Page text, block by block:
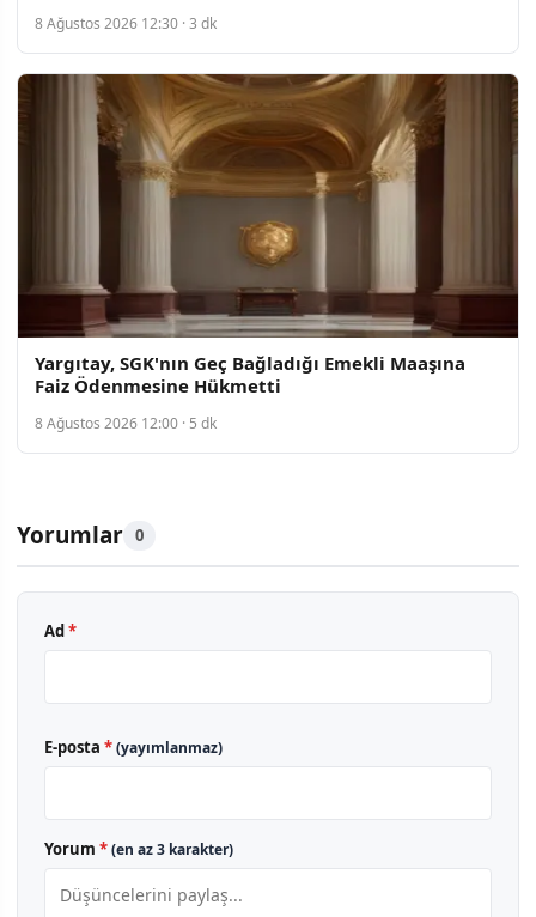
8 Ağustos 2026 12:30 · 3 dk
Yargıtay, SGK'nın Geç Bağladığı Emekli Maaşına
Faiz Ödenmesine Hükmetti
8 Ağustos 2026 12:00 · 5 dk
Yorumlar 0
Ad*
E-posta *(yayımlanmaz)
Yorum *(en az 3 karakter)